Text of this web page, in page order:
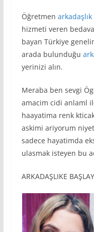
Öğretmen
hizmeti veren
bayan Türkiye
arada bulunduğu
yerinizi alın.
Meraba ben sevgi
amacim cidi anlaml
haayatima renk
askimi ariyorum
sadece hayatimda
ulasmak isteyen bu
ARKADAŞLIKE